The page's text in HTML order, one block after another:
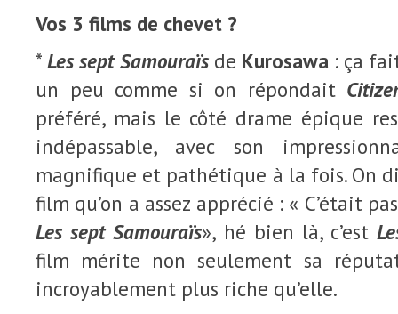
Vos 3 films de chevet ?
*Les sept Samouraïsde Kurosawa : ça
un peu comme si on répondait
préféré, mais le côté drame épique
indépassable, avec son
magnifique et pathétique à la fois. On
film qu’on a assez apprécié : « C’était
Les sept Samouraïs», hé bien là, c’est
film mérite non seulement sa
incroyablement plus riche qu’elle.